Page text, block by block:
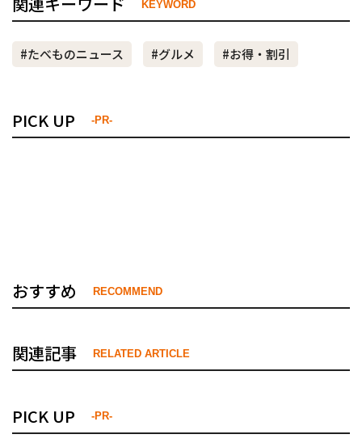
KEYWORD
#たべものニュース #グルメ #お得・割引
PICK UP -PR-
おすすめ RECOMMEND
関連記事 RELATED ARTICLE
PICK UP -PR-